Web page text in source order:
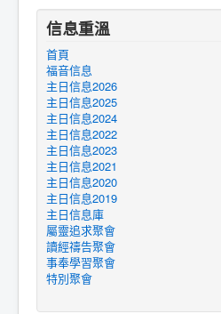
信息重溫
首頁
福音信息
主日信息2026
主日信息2025
主日信息2024
主日信息2022
主日信息2023
主日信息2021
主日信息2020
主日信息2019
主日信息庫
屬靈追求聚會
讀經禱告聚會
事奉學習聚會
特別聚會